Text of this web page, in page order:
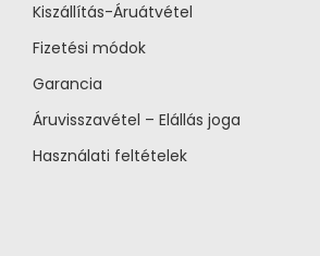
Kiszállítás-Áruátvétel
Fizetési módok
Garancia
Áruvisszavétel – Elállás joga
Használati feltételek